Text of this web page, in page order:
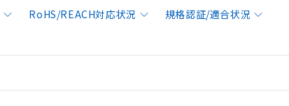
RoHS/REACH対応状況 規格認証/適合状況